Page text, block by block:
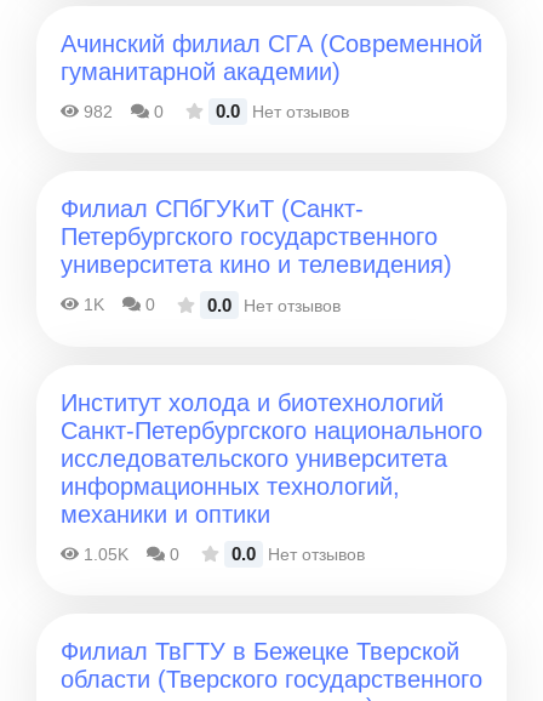
Ачинский филиал СГА (Современной
гуманитарной академии)
982 0 0.0 Нет отзывов
Филиал СПбГУКиТ (Санкт-
Петербургского государственного
университета кино и телевидения)
1K 0 0.0 Нет отзывов
Институт холода и биотехнологий
Санкт-Петербургского национального
исследовательского университета
информационных технологий,
механики и оптики
1.05K 0 0.0 Нет отзывов
Филиал ТвГТУ в Бежецке Тверской
области (Тверского государственного